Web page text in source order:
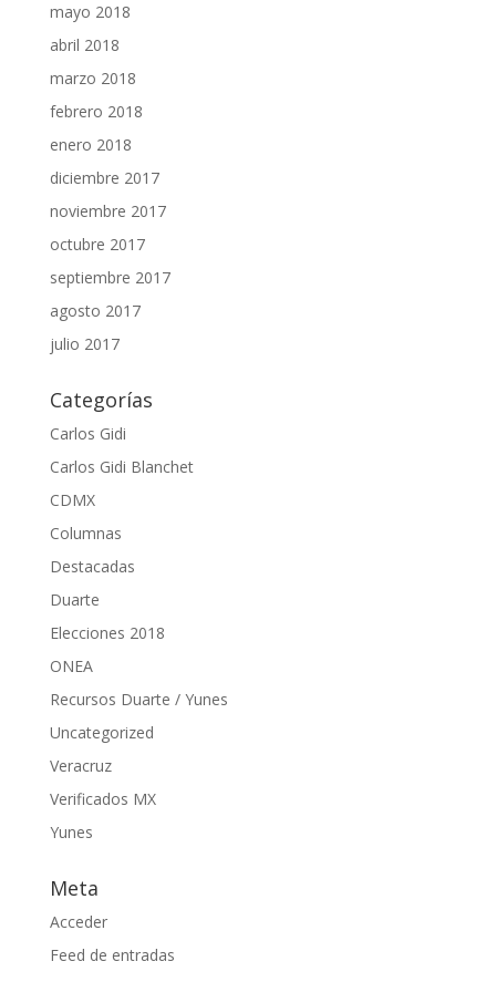
mayo 2018
abril 2018
marzo 2018
febrero 2018
enero 2018
diciembre 2017
noviembre 2017
octubre 2017
septiembre 2017
agosto 2017
julio 2017
Categorías
Carlos Gidi
Carlos Gidi Blanchet
CDMX
Columnas
Destacadas
Duarte
Elecciones 2018
ONEA
Recursos Duarte / Yunes
Uncategorized
Veracruz
Verificados MX
Yunes
Meta
Acceder
Feed de entradas